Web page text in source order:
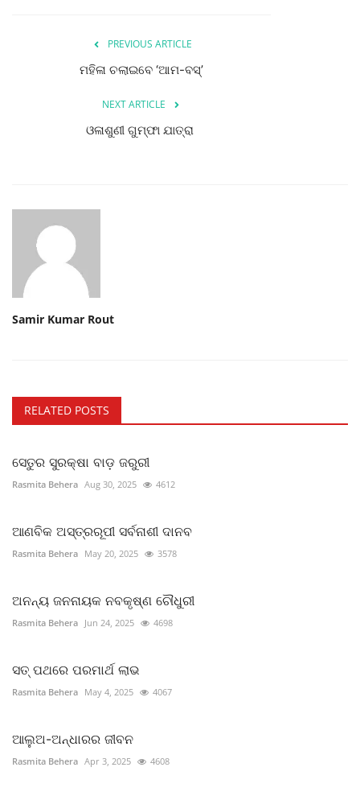
PREVIOUS ARTICLE
ମହିଳା ଚଲାଇବେ ‘ଆମ-ବସ୍‌’
NEXT ARTICLE
ଓଳାଶୁଣୀ ଗୁମ୍ଫା ଯାତ୍ରା
Samir Kumar Rout
RELATED POSTS
ସେତୁର ସୁରକ୍ଷା ବାଡ଼ ଜରୁରୀ
Rasmita Behera Aug 30, 2025 4612
ଆଣବିକ ଅସ୍ତ୍ରରୂପୀ ସର୍ବନାଶୀ ଦାନବ
Rasmita Behera May 20, 2025 3578
ଅନନ୍ୟ ଜନନାୟକ ନବକୃଷ୍ଣ ଚୌଧୁରୀ
Rasmita Behera Jun 24, 2025 4698
ସତ୍ ପଥରେ ପରମାର୍ଥ ଲାଭ
Rasmita Behera May 4, 2025 4067
ଆଲୁଅ-ଅନ୍ଧାରର ଜୀବନ
Rasmita Behera Apr 3, 2025 4608